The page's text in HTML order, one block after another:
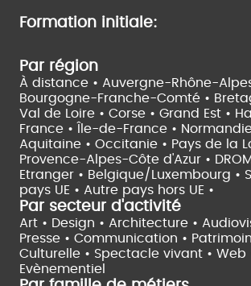
Formation initiale:
Par région
À distance • Auvergne-Rhône-
Bourgogne-Franche-Comté •
Val de Loire • Corse • Grand Est •
France •
Île-de-France •
Aquitaine • Occitanie • Pays de la
Provence-Alpes-Côte d'Azur •
Etranger • Belgique/Luxembourg •
pays UE • Autre pays hors UE •
Par secteur d'activité
Art • Design • Architecture •
Presse • Communication •
Culturelle • Spectacle vivant • Web
Evènementiel